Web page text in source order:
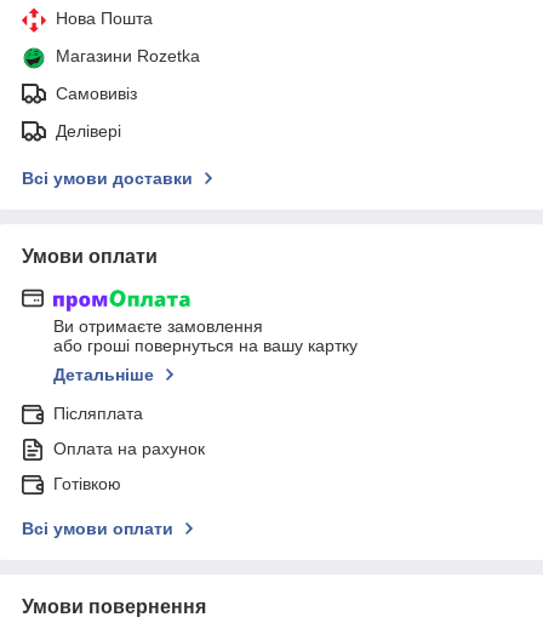
Нова Пошта
Магазини Rozetka
Самовивіз
Делівері
Всі умови доставки
Умови оплати
Ви отримаєте замовлення
або гроші повернуться на вашу картку
Детальніше
Післяплата
Оплата на рахунок
Готівкою
Всі умови оплати
Умови повернення